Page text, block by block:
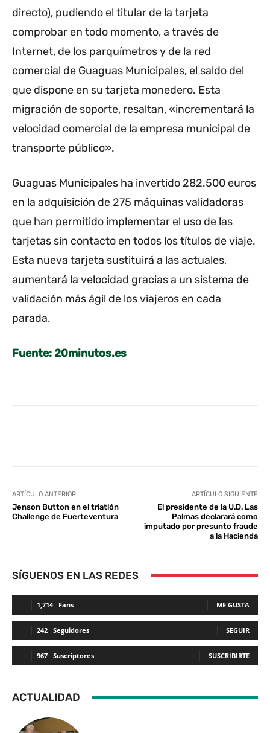
directo), pudiendo el titular de la tarjeta
comprobar en todo momento, a través de
Internet, de los parquímetros y de la red
comercial de Guaguas Municipales, el saldo del
que dispone en su tarjeta monedero. Esta
migración de soporte, resaltan, «incrementará la
velocidad comercial de la empresa municipal de
transporte público».
Guaguas Municipales ha invertido 282.500 euros
en la adquisición de 275 máquinas validadoras
que han permitido implementar el uso de las
tarjetas sin contacto en todos los títulos de viaje.
Esta nueva tarjeta sustituirá a las actuales,
aumentará la velocidad gracias a un sistema de
validación más ágil de los viajeros en cada
parada.
Fuente: 20minutos.es
ARTÍCULO ANTERIOR
Jenson Button en el triatlón
Challenge de Fuerteventura
ARTÍCULO SIGUIENTE
El presidente de la U.D. Las
Palmas declarará como
imputado por presunto fraude
a la Hacienda
SÍGUENOS EN LAS REDES
1,714 Fans ME GUSTA
242 Seguidores SEGUIR
967 Suscriptores SUSCRIBIRTE
ACTUALIDAD